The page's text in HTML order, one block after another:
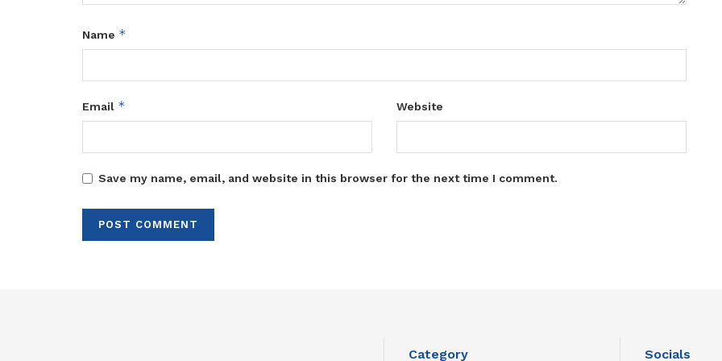
Name *
Email * Website
Save my name, email, and website in this browser for the next time I comment.
Category Socials